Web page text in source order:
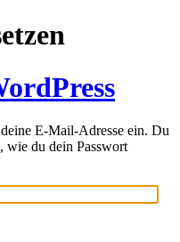
E-Mail-Adresse ein. Du
wie du dein Passwort